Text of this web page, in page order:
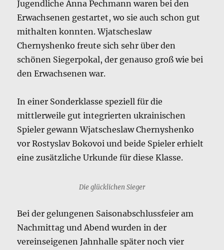
Jugendliche Anna Pechmann waren bei den
Erwachsenen gestartet, wo sie auch schon gut
mithalten konnten. Wjatscheslaw
Chernyshenko freute sich sehr über den
schönen Siegerpokal, der genauso groß wie bei
den Erwachsenen war.
In einer Sonderklasse speziell für die
mittlerweile gut integrierten ukrainischen
Spieler gewann Wjatscheslaw Chernyshenko
vor Rostyslav Bokovoi und beide Spieler erhielt
eine zusätzliche Urkunde für diese Klasse.
Die glücklichen Sieger
Bei der gelungenen Saisonabschlussfeier am
Nachmittag und Abend wurden in der
vereinseigenen Jahnhalle später noch vier